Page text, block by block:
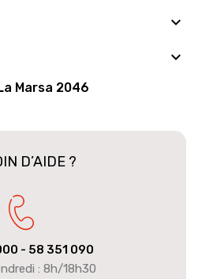


Marsa 2046
D’AIDE ?
- 58 351 090
: 8h/18h30